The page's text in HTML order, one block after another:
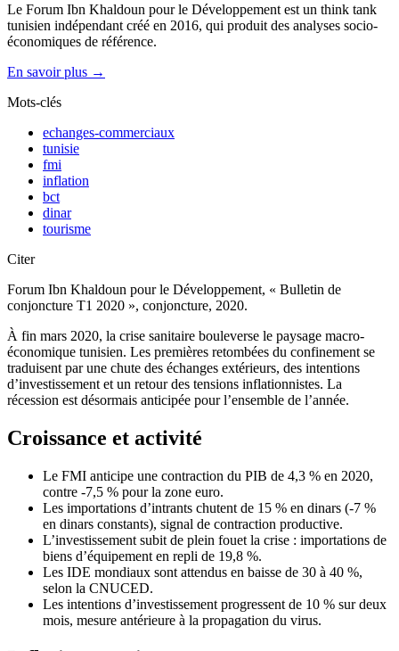
Le Forum Ibn Khaldoun pour le Développement est un think tank
tunisien indépendant créé en 2016, qui produit des analyses socio-
économiques de référence.
En savoir plus →
Mots-clés
echanges-commerciaux
tunisie
fmi
inflation
bct
dinar
tourisme
Citer
Forum Ibn Khaldoun pour le Développement, « Bulletin de
conjoncture T1 2020 », conjoncture, 2020.
À fin mars 2020, la crise sanitaire bouleverse le paysage macro-
économique tunisien. Les premières retombées du confinement se
traduisent par une chute des échanges extérieurs, des intentions
d’investissement et un retour des tensions inflationnistes. La
récession est désormais anticipée pour l’ensemble de l’année.
Croissance et activité
Le FMI anticipe une contraction du PIB de 4,3 % en 2020,
contre -7,5 % pour la zone euro.
Les importations d’intrants chutent de 15 % en dinars (-7 %
en dinars constants), signal de contraction productive.
L’investissement subit de plein fouet la crise : importations de
biens d’équipement en repli de 19,8 %.
Les IDE mondiaux sont attendus en baisse de 30 à 40 %,
selon la CNUCED.
Les intentions d’investissement progressent de 10 % sur deux
mois, mesure antérieure à la propagation du virus.